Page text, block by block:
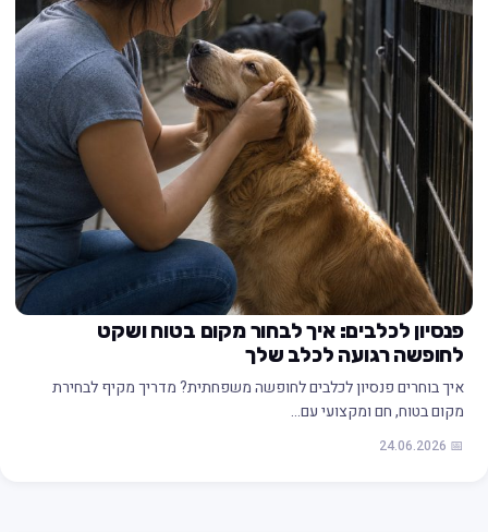
פנסיון לכלבים: איך לבחור מקום בטוח ושקט
לחופשה רגועה לכלב שלך
איך בוחרים פנסיון לכלבים לחופשה משפחתית? מדריך מקיף לבחירת
מקום בטוח, חם ומקצועי עם…
📅 24.06.2026